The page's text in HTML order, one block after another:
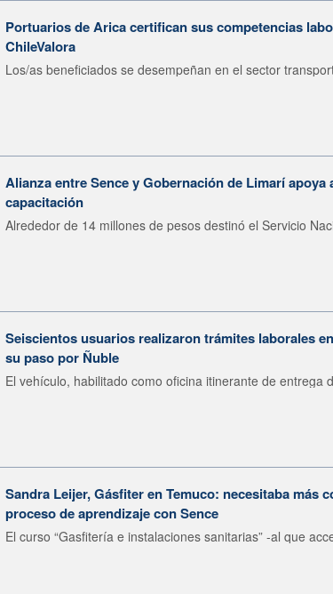
Portuarios de Arica certifican sus competencias
ChileValora
Los/as beneficiados se desempeñan en el sector
Alianza entre Sence y Gobernación de Limarí
capacitación
Alrededor de 14 millones de pesos destinó el Servicio
Seiscientos usuarios realizaron trámites laborales
su paso por Ñuble
El vehículo, habilitado como oficina itinerante de entrega
Sandra Leijer, Gásfiter en Temuco: necesitaba más
proceso de aprendizaje con Sence
El curso “Gasfitería e instalaciones sanitarias” -al que